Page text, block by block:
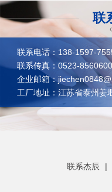
联系传真：0523-
企业邮箱：
工厂地址：江苏省泰州姜
联系杰辰
http://z1-